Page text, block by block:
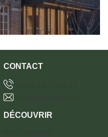
CONTACT
DÉCOUVRIR